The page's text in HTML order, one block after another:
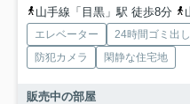
山手線「目黒」駅 徒歩8分
エレベーター 24時間ゴミ出
防犯カメラ
閑静な住宅地
販売中の部屋